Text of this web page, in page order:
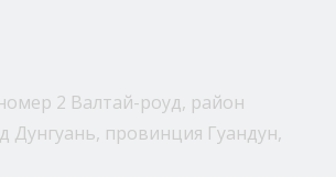
2 Валтай-роуд, район
Дунгуань, провинция Гуандун,